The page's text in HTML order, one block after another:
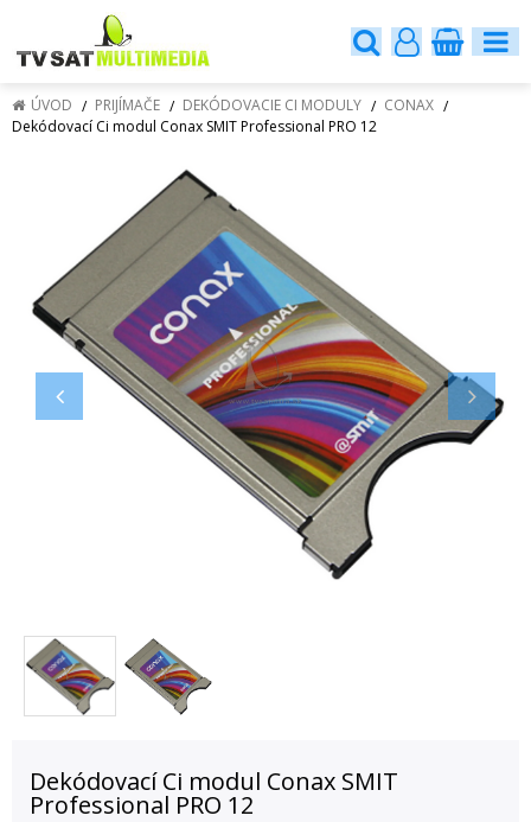
ÚVOD PRIJÍMAČE DEKÓDOVACIE CI MODULY
CONAX
Dekódovací Ci modul Conax SMIT Professional PRO 12
Dekódovací Ci modul Conax SMIT
Professional PRO 12